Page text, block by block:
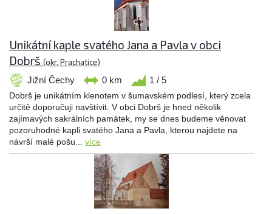
Unikátní kaple svatého Jana a Pavla v obci
Dobrš (okr. Prachatice)
Jižní Čechy 0 km 1 / 5
Dobrš je unikátním klenotem v šumavském podlesí, který zcela
určitě doporučuji navštívit. V obci Dobrš je hned několik
zajímavých sakrálních památek, my se dnes budeme věnovat
pozoruhodné kapli svatého Jana a Pavla, kterou najdete na
návrší malé pošu... více